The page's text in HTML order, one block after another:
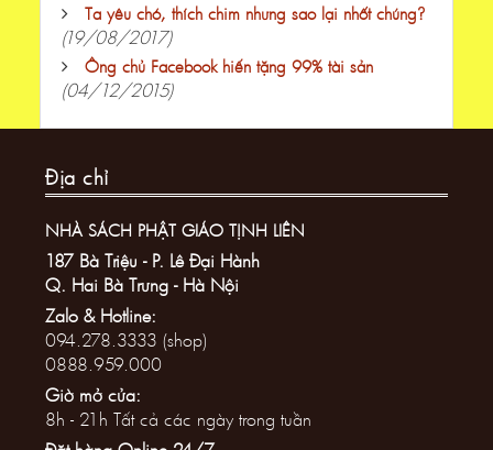
Ta yêu chó, thích chim nhưng sao lại nhốt chúng?
(19/08/2017)
Ông chủ Facebook hiến tặng 99% tài sản
(04/12/2015)
Địa chỉ
NHÀ SÁCH PHẬT GIÁO TỊNH LIÊN
187 Bà Triệu - P. Lê Đại Hành
Q. Hai Bà Trưng - Hà Nội
Zalo & Hotline:
094.278.3333 (shop)
0888.959.000
Giờ mở cửa:
8h - 21h Tất cả các ngày trong tuần